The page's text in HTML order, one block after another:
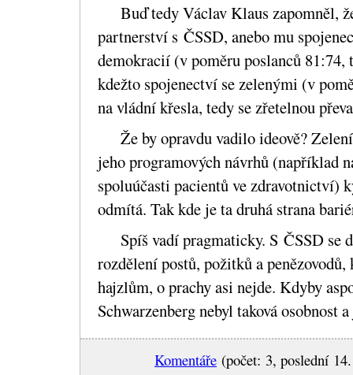
Buď tedy Václav Klaus zapomněl,
partnerství s ČSSD, anebo mu
demokracií (v poměru poslanců
kdežto spojenectví se zelenými (v
na vládní křesla, tedy se zřetelnou
Že by opravdu vadilo ideově?
jeho programových návrhů (například
spoluúčasti pacientů ve zdravotnictví)
odmítá. Tak kde je ta druhá strana
Spíš vadí pragmaticky. S ČSSD se
rozdělení postů, požitků a
hajzlům, o prachy asi nejde. Kdyby
Schwarzenberg nebyl taková osobnost
Komentáře (počet: 3, poslední